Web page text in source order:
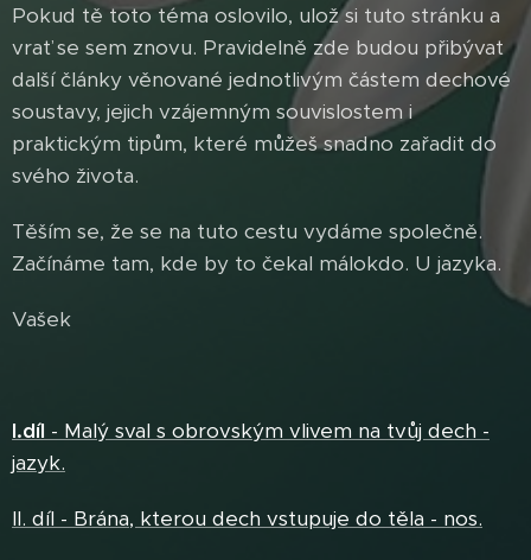
Pokud tě toto téma oslovilo, ulož si tuto stránku a
vrať se sem znovu. Pravidelně zde budou přibývat
další články věnované jednotlivým částem dechové
soustavy, jejich vzájemným souvislostem i
praktickým tipům, které můžeš snadno zařadit do
svého života.
Těším se, že se na tuto cestu vydáme společně.
Začínáme tam, kde by to čekal málokdo. U jazyka.
Vašek
I.díl - Malý sval s obrovským vlivem na tvůj dech -
jazyk.
II. díl - Brána, kterou dech vstupuje do těla - nos.